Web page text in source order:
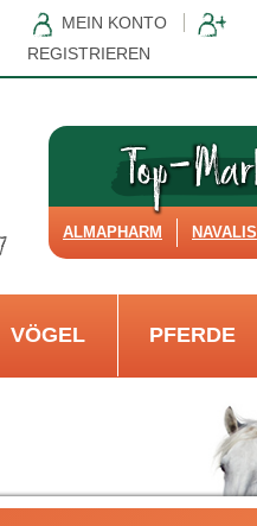
MEIN KONTO
REGISTRIEREN
ALMAPHARM NAVALIS
VÖGEL PFERDE